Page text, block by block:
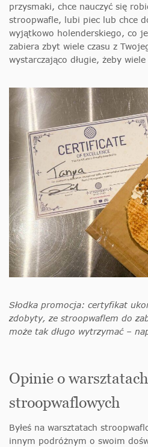
przysmaki, chce nauczyć się
stroopwafle, lubi piec lub chce
wyjątkowo holenderskiego, co
zabiera zbyt wiele czasu z
wystarczająco długie, żeby
Słodka promocja: certyfikat
zdobyty, ze stroopwaflem do
może tak długo wytrzymać –
Opinie o warsztatach
stroopwaflowych
Byłeś na warsztatach
innym podróżnym o swoim